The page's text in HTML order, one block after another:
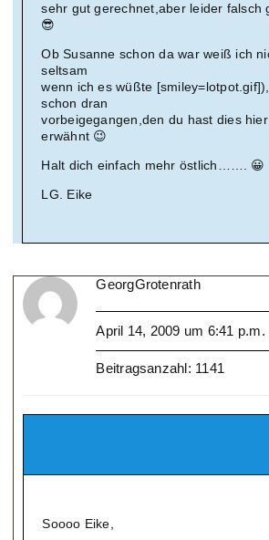
sehr gut gerechnet,aber leider falsch
😎
Ob Susanne schon da war weiß ich
seltsam
wenn ich es wüßte
schon dran
vorbeigegangen,den du hast dies
erwähnt 😉
Halt dich einfach mehr östlich……. 😀
LG. Eike
GeorgGrotenrath
April 14, 2009 um 6:41 p.m.
Beitragsanzahl: 1141
Soooo Eike,